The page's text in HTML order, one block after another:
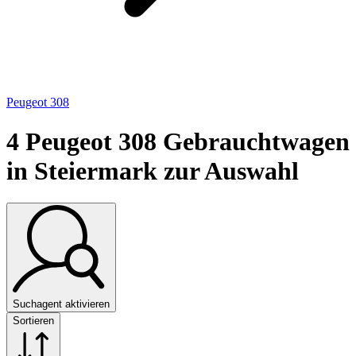
Peugeot 308
4 Peugeot 308 Gebrauchtwagen
in Steiermark zur Auswahl
Suchagent aktivieren
Sortieren